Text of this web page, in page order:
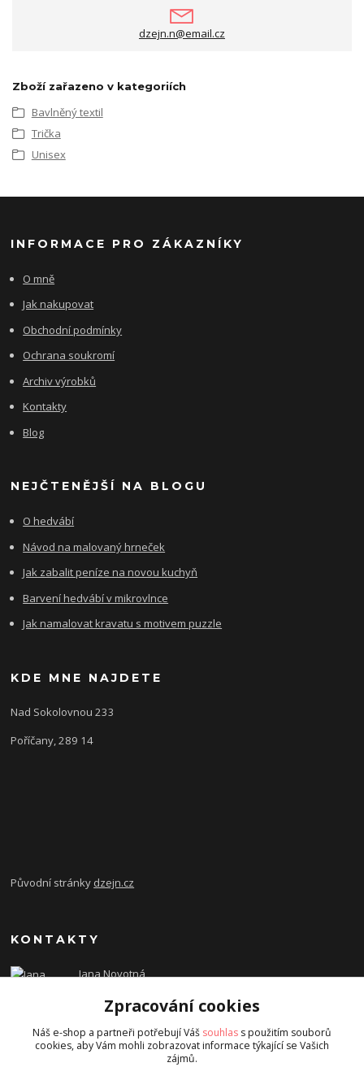
dzejn.n@email.cz
Zboží zařazeno v kategoriích
Bavlněný textil
Trička
Unisex
INFORMACE PRO ZÁKAZNÍKY
O mně
Jak nakupovat
Obchodní podmínky
Ochrana soukromí
Archiv výrobků
Kontakty
Blog
NEJČTENĚJŠÍ NA BLOGU
O hedvábí
Návod na malovaný hrneček
Jak zabalit peníze na novou kuchyň
Barvení hedvábí v mikrovlnce
Jak namalovat kravatu s motivem puzzle
KDE MNE NAJDETE
Nad Sokolovnou 233
Poříčany, 289 14
Původní stránky dzejn.cz
KONTAKTY
Jana Novotná
dzejn.n@email.cz
Zpracování cookies
Náš e-shop a partneři potřebují Váš souhlas s použitím souborů
cookies, aby Vám mohli zobrazovat informace týkající se Vašich
zájmů.